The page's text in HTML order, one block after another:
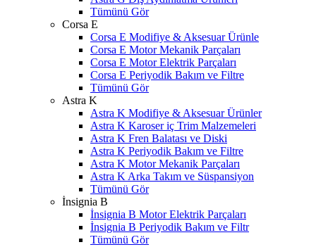
Tümünü Gör
Corsa E
Corsa E Modifiye & Aksesuar Ürünle
Corsa E Motor Mekanik Parçaları
Corsa E Motor Elektrik Parçaları
Corsa E Periyodik Bakım ve Filtre
Tümünü Gör
Astra K
Astra K Modifiye & Aksesuar Ürünler
Astra K Karoser iç Trim Malzemeleri
Astra K Fren Balatası ve Diski
Astra K Periyodik Bakım ve Filtre
Astra K Motor Mekanik Parçaları
Astra K Arka Takım ve Süspansiyon
Tümünü Gör
İnsignia B
İnsignia B Motor Elektrik Parçaları
İnsignia B Periyodik Bakım ve Filtr
Tümünü Gör